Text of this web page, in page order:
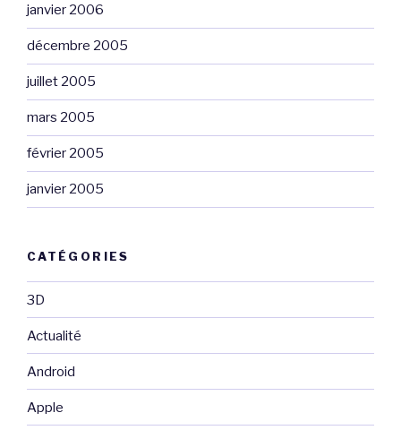
janvier 2006
décembre 2005
juillet 2005
mars 2005
février 2005
janvier 2005
CATÉGORIES
3D
Actualité
Android
Apple